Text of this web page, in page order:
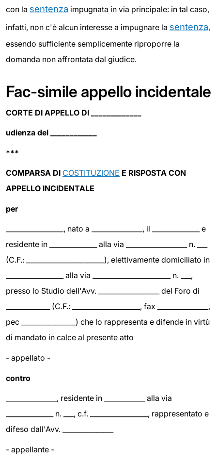
con la sentenza impugnata in via principale: in tal caso,
infatti, non c'è alcun interesse a impugnare la sentenza,
essendo sufficiente semplicemente riproporre la
domanda non affrontata dal giudice.
Fac-simile appello incidentale
CORTE DI APPELLO DI _____________
udienza del ____________
***
COMPARSA DI COSTITUZIONE E RISPOSTA CON
APPELLO INCIDENTALE
per
_________________, nato a _______________, il ______________ e
residente in ______________ alla via __________________ n. ___
(C.F.: _______________________), elettivamente domiciliato in
_________________ alla via _______________________ n. ___,
presso lo Studio dell'Avv. __________________ del Foro di
_____________ (C.F.: ____________________, fax _______________,
pec ________________) che lo rappresenta e difende in virtù
di mandato in calce al presente atto
- appellato -
contro
_______________, residente in ____________ alla via
______________ n. ___, c.f. _________________, rappresentato e
difeso dall'Avv. _______________
- appellante -